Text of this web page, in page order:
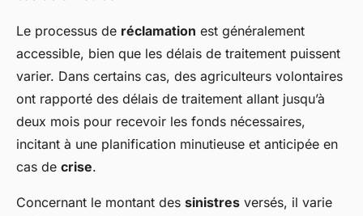
Le processus de réclamation est généralement
accessible, bien que les délais de traitement puissent
varier. Dans certains cas, des agriculteurs volontaires
ont rapporté des délais de traitement allant jusqu’à
deux mois pour recevoir les fonds nécessaires,
incitant à une planification minutieuse et anticipée en
cas de crise.
Concernant le montant des sinistres versés, il varie